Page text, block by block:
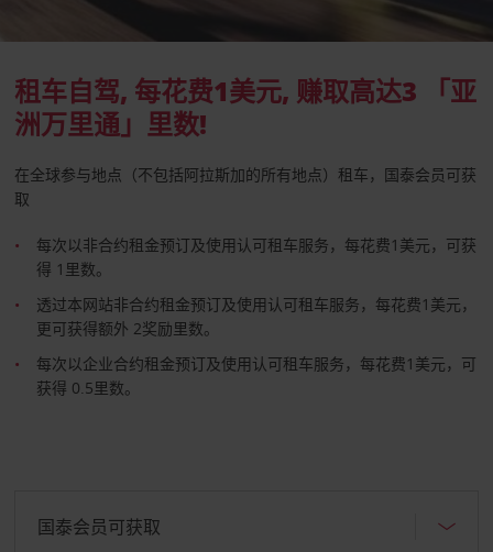
租车自驾, 每花费1美元, 赚取高达3 「亚
洲万里通」里数!
在全球参与地点（不包括阿拉斯加的所有地点）租车，国泰会员可获
取
每次以非合约租金预订及使用认可租车服务，每花费1美元，可获
得 1里数。
透过本网站非合约租金预订及使用认可租车服务，每花费1美元，
更可获得额外 2奖励里数。
每次以企业合约租金预订及使用认可租车服务，每花费1美元，可
获得 0.5里数。
国泰会员可获取